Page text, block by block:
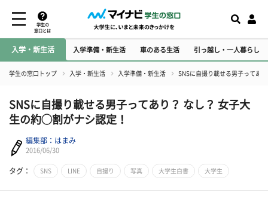
学生の
窓口とは
入学・新生活 入学準備・新生活 車のある生活 引っ越し・一人暮らし
学生の窓口トップ 入学・新生活 入学準備・新生活 SNSに自撮り載せる男子ってあ
SNSに自撮り載せる男子ってあり？ なし？ 女子大
生の約◯割がナシ認定！
編集部：はまみ
2016/06/30
タグ： SNS LINE 自撮り 写真 大学生白書 大学生